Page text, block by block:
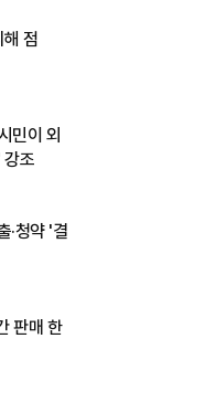
해 점
민이 외
강조
·청약 '결
판매 한